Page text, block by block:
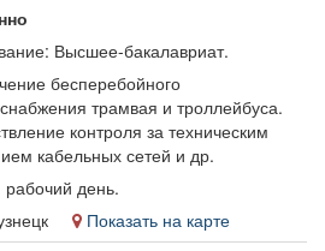
Погода
Высшее-бакалавриат.
бесперебойного
трамвая и троллейбуса.
контроля за техническим
кабельных сетей и др.
день.
Показать на карте